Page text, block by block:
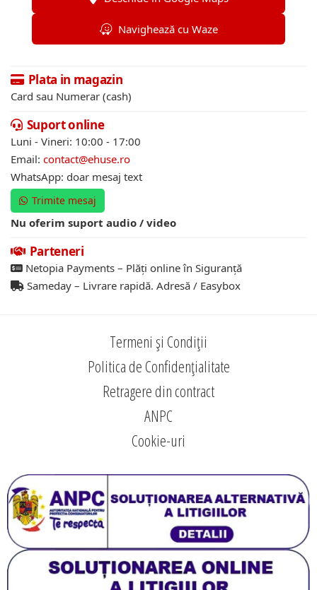
Navighează cu Waze
Plata in magazin
Card sau Numerar (cash)
Suport online
Luni - Vineri: 10:00 - 17:00
Email: contact@ehuse.ro
WhatsApp: doar mesaj text
Trimite mesaj
Nu oferim suport audio / video
Parteneri
Netopia Payments – Plăți online în Siguranță
Sameday – Livrare rapidă. Adresă / Easybox
Termeni și Condiții
Politica de Confidențialitate
Retragere din contract
ANPC
Cookie-uri